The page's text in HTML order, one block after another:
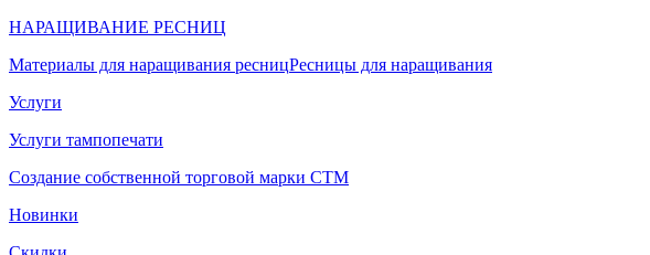
НАРАЩИВАНИЕ РЕСНИЦ
Материалы для наращивания ресницРесницы для наращивания
Услуги
Услуги тампопечати
Создание собственной торговой марки СТМ
Новинки